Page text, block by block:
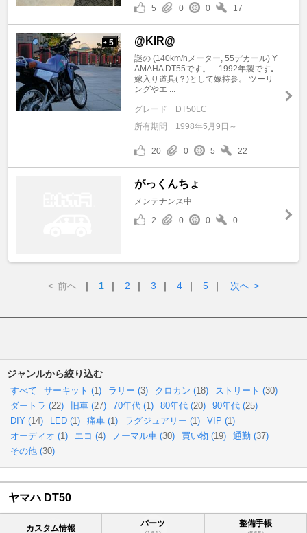
5 0 0 17
+ 5 @KIR@
謎の (140km/hメーター, 55デカール) Y
AMAHA DT55です。 1992年製です｡
嫁入り道具(？)として嫁持参。 ツーリ
ングやエ ...
グレード
DT50LC
所有期間
1998年5月9日～
20 0 5 22
がっくんちょ
メンテナンス中
2
0 0 0
< 前へ ｜ 1 ｜ 2 ｜ 3 ｜ 4 ｜ 5 ｜ 次へ >
ジャンルから絞り込む
すべて サーキット (1) ラリー (3) クロカン (18) ストリート (30)
ダートラ (22) 旧車 (27) 70年代 (1) 80年代 (20) 90年代 (25)
DIY (14) LED (1) 痛車 (1) ラグジュアリー (1) VIP (1)
オーディオ (1) エコ (4) ノーマル車 (30) 買い物 (19) 通勤 (37)
その他 (30)
ヤマハ DT50
カスタム情報 パーツ 整備手帳